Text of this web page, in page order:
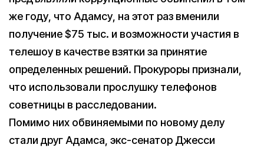
же году, что Адамсу, на этот раз вменили
получение $75 тыс. и возможности участия в
телешоу в качестве взятки за принятие
определенных решений. Прокуроры признали,
что использовали прослушку телефонов
советницы в расследовании.
Помимо них обвиняемыми по новому делу
стали друг Адамса, экс-сенатор Джесси